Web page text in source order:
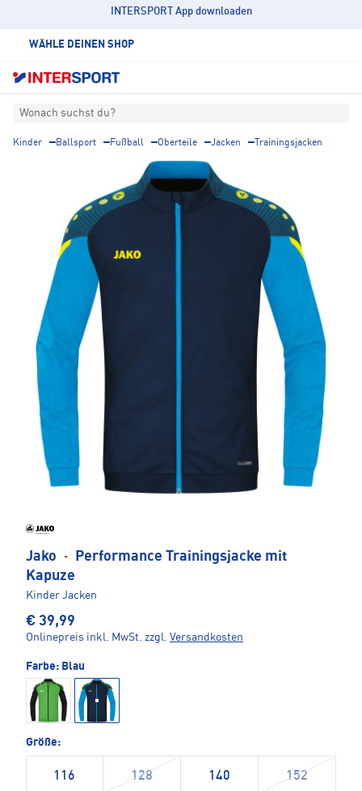
INTERSPORT App downloaden
WÄHLE DEINEN SHOP
Wonach suchst du?
Kinder Ballsport Fußball Oberteile Jacken Trainingsjacken
Jako ·
Performance Trainingsjacke mit
Kapuze
Kinder Jacken
€ 39,99
Onlinepreis inkl. MwSt. zzgl. Versandkosten
Farbe: Blau
Größe:
116 128 140 152